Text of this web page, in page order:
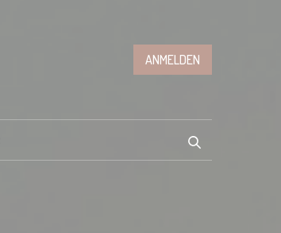
ANMELDEN